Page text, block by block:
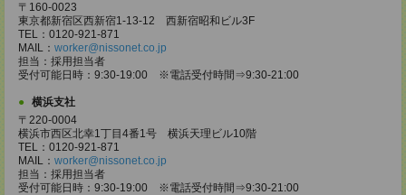
〒160-0023
東京都新宿区西新宿1-13-12 西新宿昭和ビル3F
TEL：0120-921-871
MAIL： worker@nissonet.co.jp
担当：採用担当者
受付可能日時：9:30-19:00 ※電話受付時間⇒9:30-21:00
横浜支社
〒220-0004
横浜市西区北幸1丁目4番1号 横浜天理ビル10階
TEL：0120-921-871
MAIL： worker@nissonet.co.jp
担当：採用担当者
受付可能日時：9:30-19:00 ※電話受付時間⇒9:30-21:00